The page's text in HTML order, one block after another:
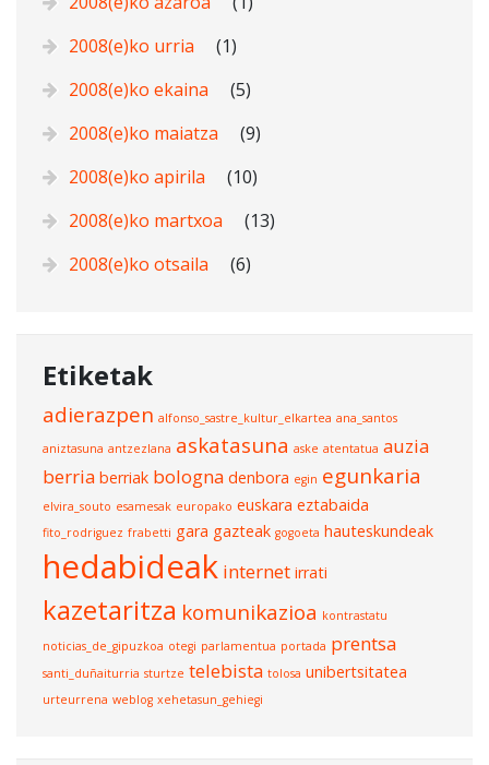
2008(e)ko urria
(1)
2008(e)ko ekaina
(5)
2008(e)ko maiatza
(9)
2008(e)ko apirila
(10)
2008(e)ko martxoa
(13)
2008(e)ko otsaila
(6)
Etiketak
adierazpen alfonso_sastre_kultur_elkartea ana_santos
aniztasuna antzezlana askatasuna aske atentatua auzia
berria berriak bologna denbora egin egunkaria
elvira_souto esamesak europako euskara eztabaida
fito_rodriguez frabetti gara gazteak gogoeta hauteskundeak
hedabideak internet irrati
kazetaritza komunikazioa kontrastatu
noticias_de_gipuzkoa otegi parlamentua portada prentsa
santi_duñaiturria sturtze telebista tolosa unibertsitatea
urteurrena weblog xehetasun_gehiegi